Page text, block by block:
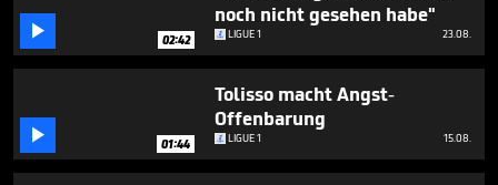
 02:42
noch nicht gesehen habe"
LIGUE 1 23.08.
 01:44
Tolisso macht Angst-
Offenbarung
LIGUE 1 15.08.